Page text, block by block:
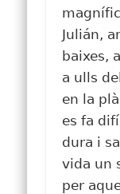
Julián,
baixes,
a ulls
en la
es fa
dura i
vida un
per